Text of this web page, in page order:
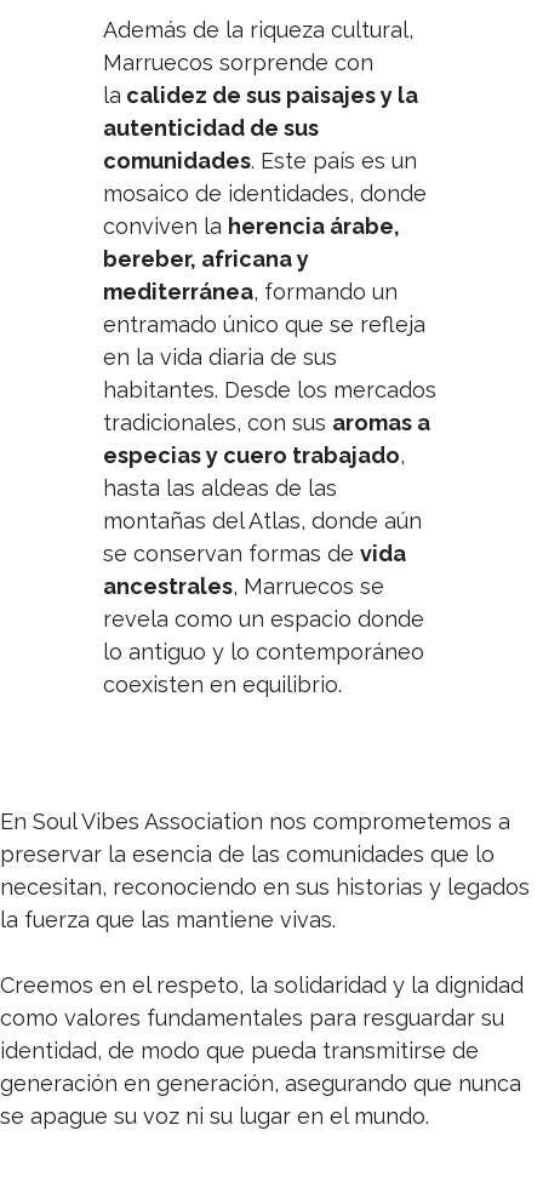
Además de la riqueza cultural,
Marruecos sorprende con
la calidez de sus paisajes y la
autenticidad de sus
comunidades. Este país es un
mosaico de identidades, donde
conviven la herencia árabe,
bereber, africana y
mediterránea, formando un
entramado único que se refleja
en la vida diaria de sus
habitantes. Desde los mercados
tradicionales, con sus aromas a
especias y cuero trabajado,
hasta las aldeas de las
montañas del Atlas, donde aún
se conservan formas de vida
ancestrales, Marruecos se
revela como un espacio donde
lo antiguo y lo contemporáneo
coexisten en equilibrio.
En Soul Vibes Association nos comprometemos a
preservar la esencia de las comunidades que lo
necesitan, reconociendo en sus historias y legados
la fuerza que las mantiene vivas.
Creemos en el respeto, la solidaridad y la dignidad
como valores fundamentales para resguardar su
identidad, de modo que pueda transmitirse de
generación en generación, asegurando que nunca
se apague su voz ni su lugar en el mundo.